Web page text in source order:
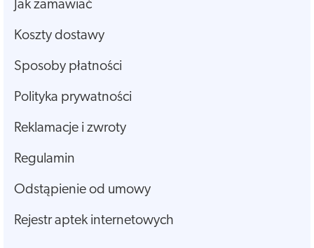
Jak zamawiać
Koszty dostawy
Sposoby płatności
Polityka prywatności
Reklamacje i zwroty
Regulamin
Odstąpienie od umowy
Rejestr aptek internetowych